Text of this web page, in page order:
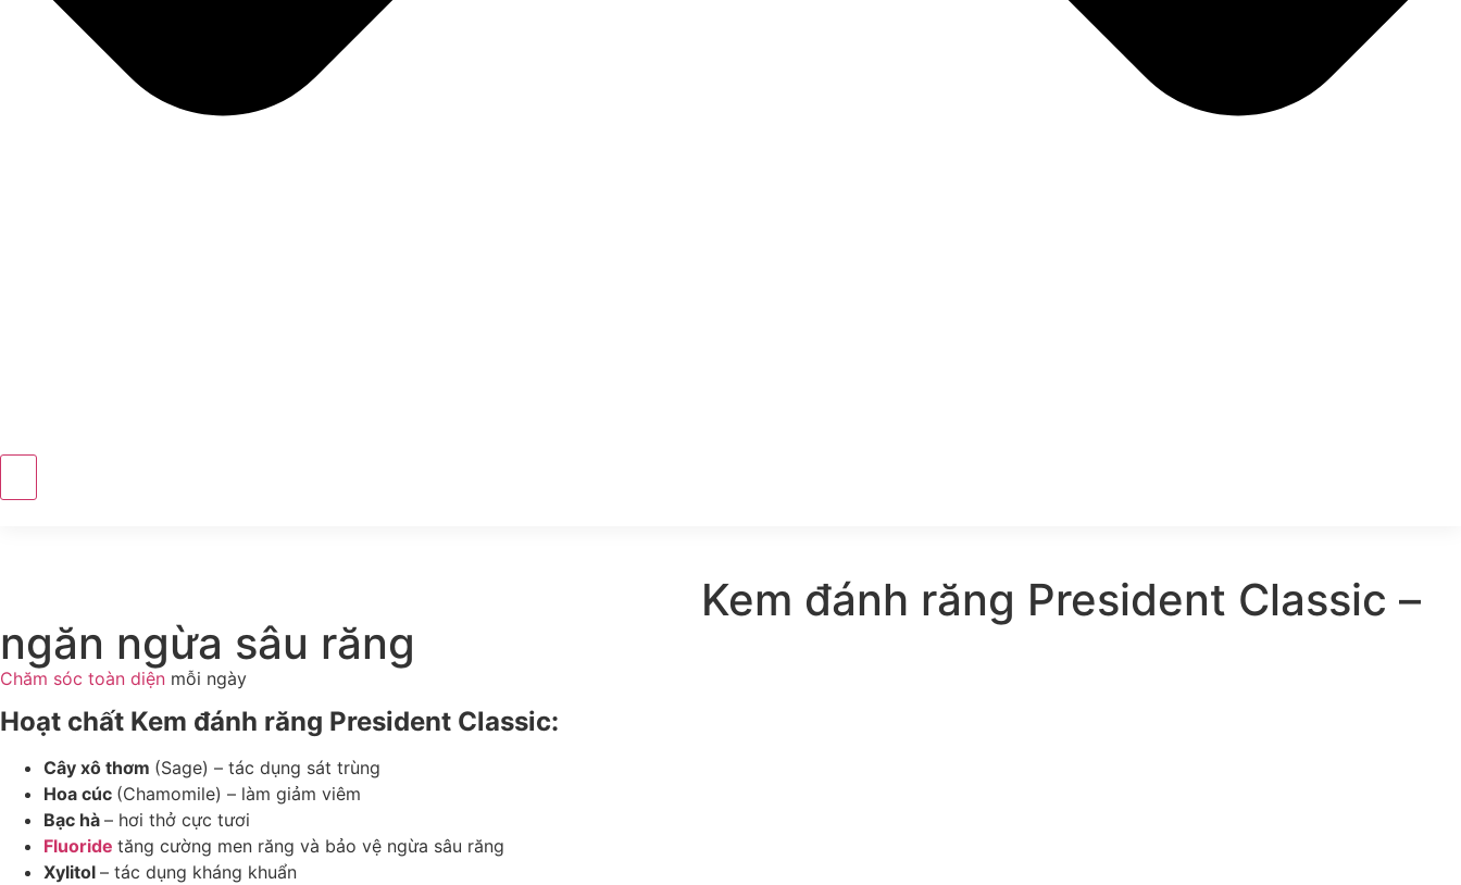
Kem đánh răng President Classic –
ngăn ngừa sâu răng
Chăm sóc toàn diện mỗi ngày
Hoạt chất Kem đánh răng President Classic:
Cây xô thơm (Sage) – tác dụng sát trùng
Hoa cúc (Chamomile) – làm giảm viêm
Bạc hà – hơi thở cực tươi
Fluoride tăng cường men răng và bảo vệ ngừa sâu răng
Xylitol – tác dụng kháng khuẩn